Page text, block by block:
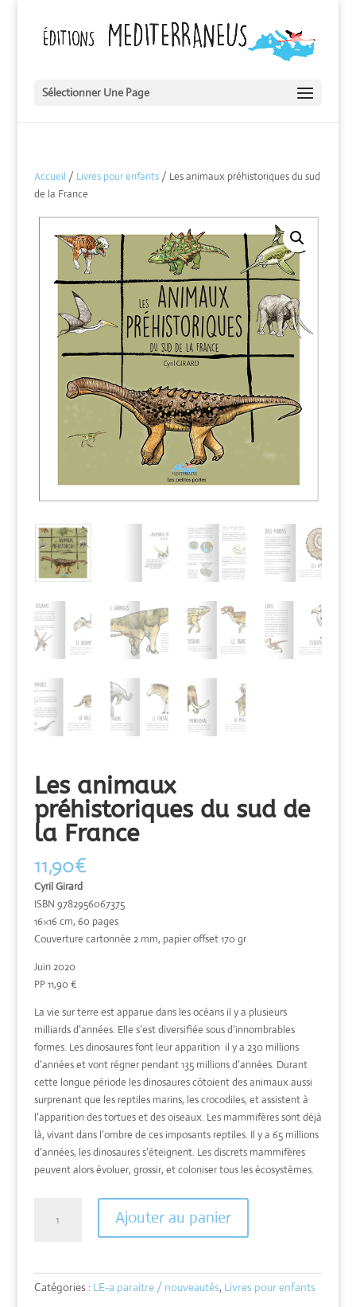
Sélectionner Une Page
Accueil / Livres pour enfants/ Les animaux préhistoriques du sud
de la France
Les animaux
préhistoriques du sud de
la France
11,90€
Cyril Girard
ISBN 9782956067375
16×16 cm, 60 pages
Couverture cartonnée 2 mm, papier offset 170 gr
Juin 2020
PP 11,90 €
La vie sur terre est apparue dans les océans il y a plusieurs
milliards d’années. Elle s’est diversifiée sous d’innombrables
formes. Les dinosaures font leur apparition il y a 230 millions
d’années et vont régner pendant 135 millions d’années. Durant
cette longue période les dinosaures côtoient des animaux aussi
surprenant que les reptiles marins, les crocodiles, et assistent à
l’apparition des tortues et des oiseaux. Les mammifères sont déjà
là, vivant dans l’ombre de ces imposants reptiles. Il y a 65 millions
d’années, les dinosaures s’éteignent. Les discrets mammifères
peuvent alors évoluer, grossir, et coloniser tous les écosystèmes.
préhistoriques
du
Ajouter au panier
Catégories : LE-a paraitre / nouveautés, Livres pour enfants